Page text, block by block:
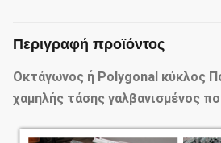
Περιγραφή προϊόντος
Οκτάγωνος ή Polygonal κύκλος
χαμηλής τάσης γαλβανισμένος